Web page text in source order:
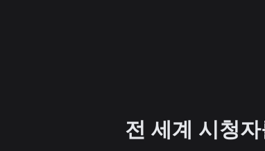
전 세계 시청